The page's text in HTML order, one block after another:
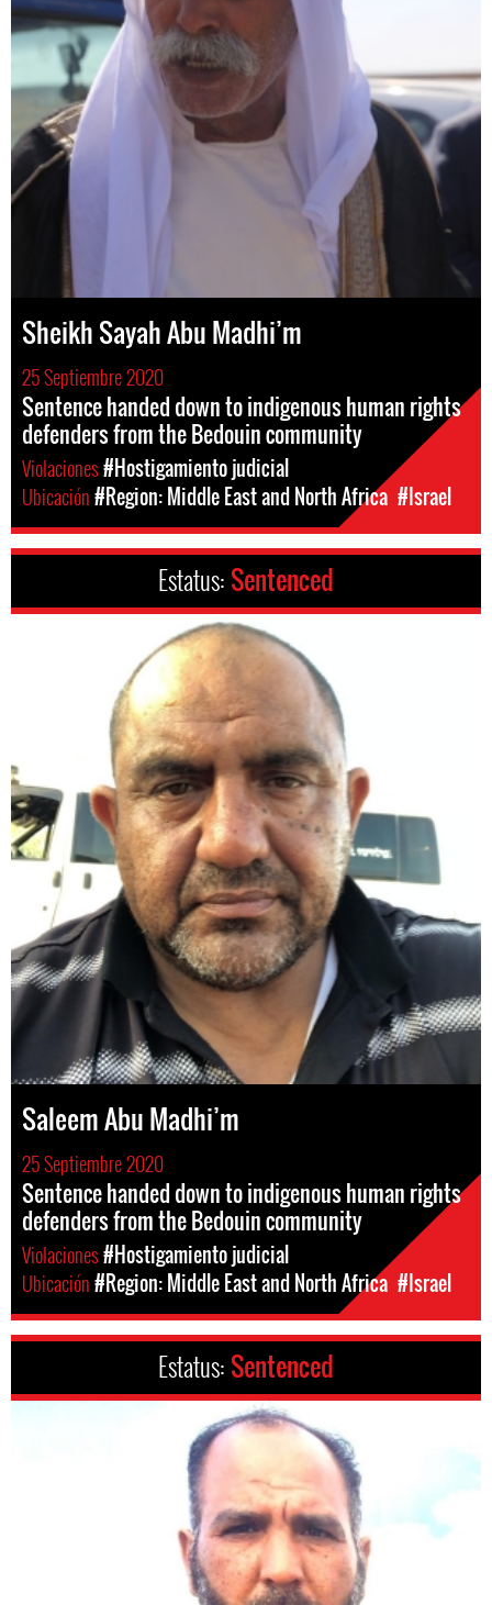
Sheikh Sayah Abu Madhi’m
25 Septiembre 2020
Sentence handed down to indigenous human rights
defenders from the Bedouin community
Violaciones#Hostigamiento judicial
Ubicación#Region: Middle East and North Africa #Israel
Estatus: Sentenced
Saleem Abu Madhi’m
25 Septiembre 2020
Sentence handed down to indigenous human rights
defenders from the Bedouin community
Violaciones#Hostigamiento judicial
Ubicación#Region: Middle East and North Africa #Israel
Estatus: Sentenced